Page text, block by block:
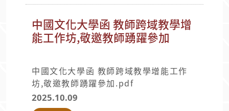
中國文化大學函 教師跨域教學增
能工作坊,敬邀教師踴躍參加
中國文化大學函 教師跨域教學增能工作
坊,敬邀教師踴躍參加.pdf
2025.10.09